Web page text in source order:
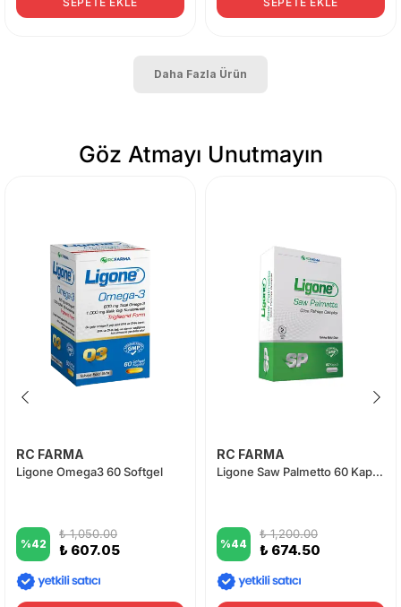
Daha Fazla Ürün
Göz Atmayı Unutmayın
RC FARMA
Ligone Omega3 60 Softgel
%42
₺ 1,050.00
₺ 607.05
RC FARMA
Ligone Saw Palmetto 60 Kapsül
%44
₺ 1,200.00
₺ 674.50